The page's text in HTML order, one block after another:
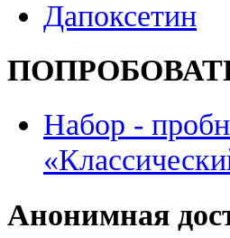
Дапоксетин
Набор -
Анонимная